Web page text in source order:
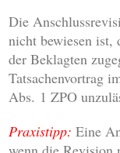
Die
nicht bewiesen ist,
der Beklagten
Tatsachenvortrag
Abs. 1 ZPO
Praxistipp: Eine